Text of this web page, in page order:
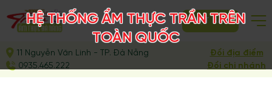
ĐẶT BÀN
11 Nguyễn Văn Linh - TP. Đà Nẵng
0935.465.222
Đổi địa điểm
Đổi chi nhánh
HỆ THỐNG ẨM THỰC TRẦN TRÊN
TOÀN QUỐC